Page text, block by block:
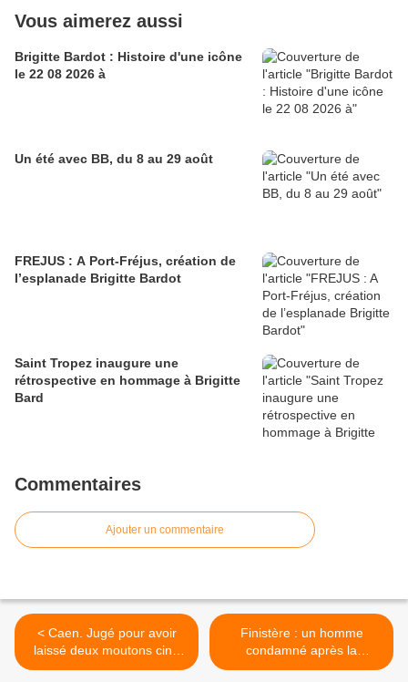
Vous aimerez aussi
Brigitte Bardot : Histoire d'une icône
le 22 08 2026 à
Un été avec BB, du 8 au 29 août
FREJUS : A Port-Fréjus, création de
l’esplanade Brigitte Bardot
Saint Tropez inaugure une
rétrospective en hommage à Brigitte
Bard
Commentaires
Ajouter un commentaire
< Caen. Jugé pour avoir
laissé deux moutons cinq
jours dans un camion
Finistère : un homme
condamné après la
découverte de 44 pythons